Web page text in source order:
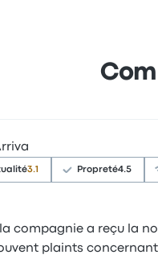
3.1 Propreté4.5
compagnie a reçu la
plaints